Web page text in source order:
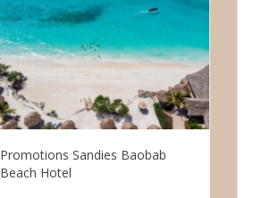
Promotions Sandies Baobab
Beach Hotel